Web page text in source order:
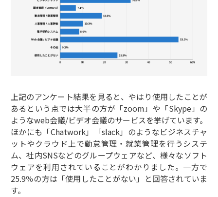
上記のアンケート結果を見ると、やはり使用したことが
あるという点では大半の方が「zoom」や「Skype」の
ようなweb会議/ビデオ会議のサービスを挙げています。
ほかにも「Chatwork」「slack」のようなビジネスチャ
ットやクラウド上で勤怠管理・就業管理を行うシステ
ム、社内SNSなどのグループウェアなど、様々なソフト
ウェアを利用されていることがわかりました。一方で
25.9％の方は「使用したことがない」と回答されていま
す。